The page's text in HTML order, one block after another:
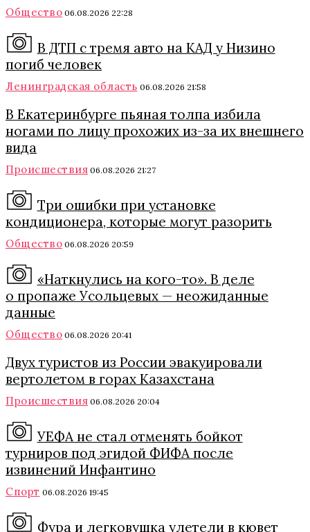
Общество 06.08.2026 22:28
В ДТП с тремя авто на КАД у Низино
погиб человек
Ленинградская область 06.08.2026 21:58
В Екатеринбурге пьяная толпа избила
ногами по лицу прохожих из-за их внешнего
вида
Происшествия 06.08.2026 21:27
Три ошибки при установке
кондиционера, которые могут разорить
Общество 06.08.2026 20:59
«Наткнулись на кого-то». В деле
о пропаже Усольцевых — неожиданные
данные
Общество 06.08.2026 20:41
Двух туристов из России эвакуировали
вертолетом в горах Казахстана
Происшествия 06.08.2026 20:04
УЕФА не стал отменять бойкот
турниров под эгидой ФИФА после
извинений Инфантино
Спорт 06.08.2026 19:45
Фура и легковушка улетели в кювет